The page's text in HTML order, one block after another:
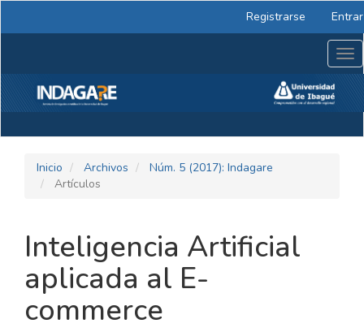
lateral
Registrarse Entrar
Inicio Archivos
Núm. 5 (2017): Indagare
Artículos
Inteligencia Artificial
aplicada al E-
commerce